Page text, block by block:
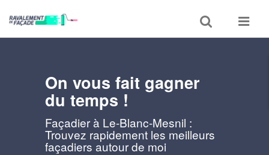
Toggle
search
Toggle
On vous fait gagner
du temps !
Façadier à Le-Blanc-Mesnil :
Trouvez rapidement les meilleurs
façadiers autour de moi